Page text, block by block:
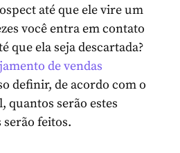
até que ele vire um
você entra em contato
que ela seja descartada?
de vendas
definir, de acordo com o
quantos serão estes
serão feitos.